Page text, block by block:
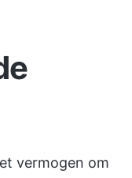
vermogen om